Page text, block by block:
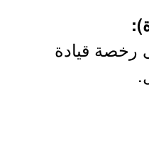
رخصة قيادة